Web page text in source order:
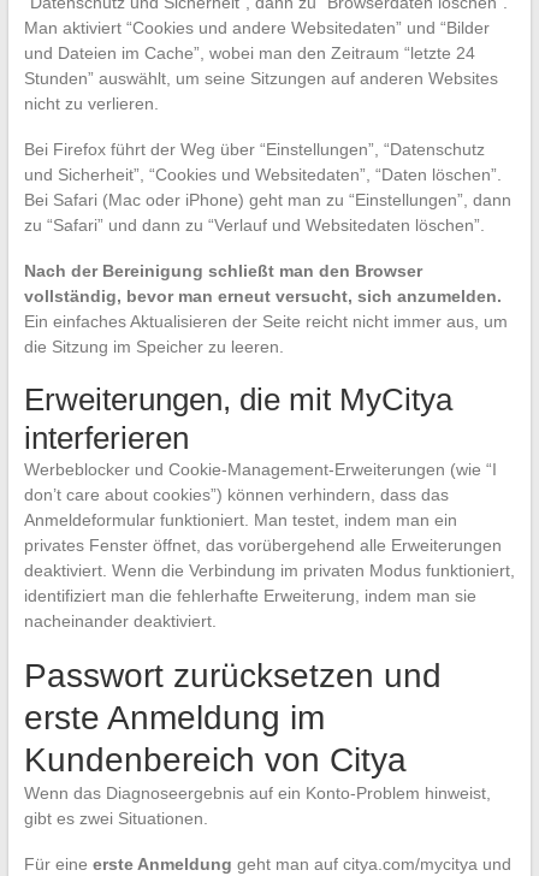
Man aktiviert “Cookies und andere Websitedaten” und “Bilder
und Dateien im Cache”, wobei man den Zeitraum “letzte 24
Stunden” auswählt, um seine Sitzungen auf anderen Websites
nicht zu verlieren.
Bei Firefox führt der Weg über “Einstellungen”, “Datenschutz
und Sicherheit”, “Cookies und Websitedaten”, “Daten löschen”.
Bei Safari (Mac oder iPhone) geht man zu “Einstellungen”, dann
zu “Safari” und dann zu “Verlauf und Websitedaten löschen”.
Nach der Bereinigung schließt man den Browser
vollständig, bevor man erneut versucht, sich anzumelden.
Ein einfaches Aktualisieren der Seite reicht nicht immer aus, um
die Sitzung im Speicher zu leeren.
Erweiterungen, die mit MyCitya
interferieren
Werbeblocker und Cookie-Management-Erweiterungen (wie “I
don’t care about cookies”) können verhindern, dass das
Anmeldeformular funktioniert. Man testet, indem man ein
privates Fenster öffnet, das vorübergehend alle Erweiterungen
deaktiviert. Wenn die Verbindung im privaten Modus funktioniert,
identifiziert man die fehlerhafte Erweiterung, indem man sie
nacheinander deaktiviert.
Passwort zurücksetzen und
erste Anmeldung im
Kundenbereich von Citya
Wenn das Diagnoseergebnis auf ein Konto-Problem hinweist,
gibt es zwei Situationen.
Für eine erste Anmeldung geht man auf citya.com/mycitya und